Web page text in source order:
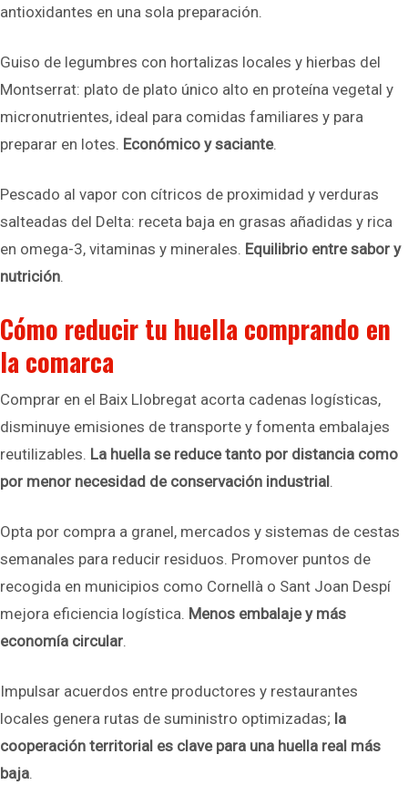
antioxidantes en una sola preparación.
Guiso de legumbres con hortalizas locales y hierbas del
Montserrat: plato de plato único alto en proteína vegetal y
micronutrientes, ideal para comidas familiares y para
preparar en lotes. Económico y saciante.
Pescado al vapor con cítricos de proximidad y verduras
salteadas del Delta: receta baja en grasas añadidas y rica
en omega-3, vitaminas y minerales. Equilibrio entre sabor y
nutrición.
Cómo reducir tu huella comprando en
la comarca
Comprar en el Baix Llobregat acorta cadenas logísticas,
disminuye emisiones de transporte y fomenta embalajes
reutilizables. La huella se reduce tanto por distancia como
por menor necesidad de conservación industrial.
Opta por compra a granel, mercados y sistemas de cestas
semanales para reducir residuos. Promover puntos de
recogida en municipios como Cornellà o Sant Joan Despí
mejora eficiencia logística. Menos embalaje y más
economía circular.
Impulsar acuerdos entre productores y restaurantes
locales genera rutas de suministro optimizadas; la
cooperación territorial es clave para una huella real más
baja.